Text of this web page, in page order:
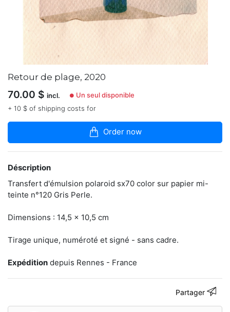
boutique
Contacter
Retour de plage, 2020
70.00 $ incl. ● Un seul disponible
+ 10 $ of shipping costs for
Order now
Déscription
Transfert d'émulsion polaroid sx70 color sur papier mi-
teinte n°120 Gris Perle.
Dimensions : 14,5 x 10,5 cm
Tirage unique, numéroté et signé - sans cadre.
Expédition depuis Rennes - France
Partager